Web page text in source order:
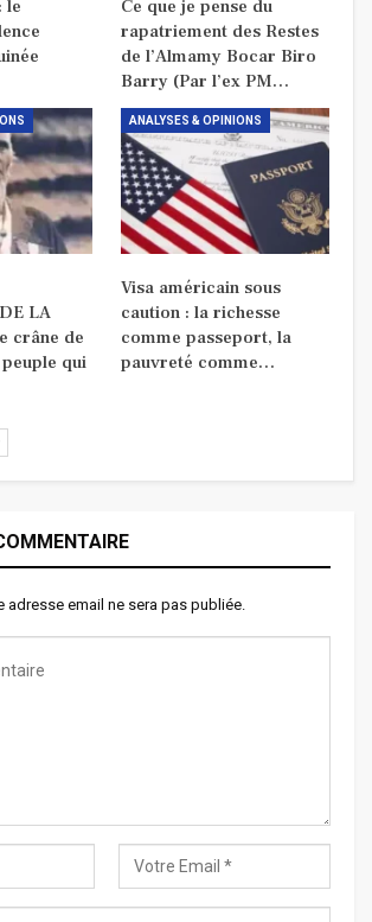
le
Ce que je pense du
rapatriement des Restes
de l’Almamy Bocar Biro
Barry (Par l’ex PM…
LA
crâne de
qui
ANALYSES & OPINIONS
Visa américain sous
caution : la richesse
comme passeport, la
pauvreté comme…
adresse email ne sera pas publiée.